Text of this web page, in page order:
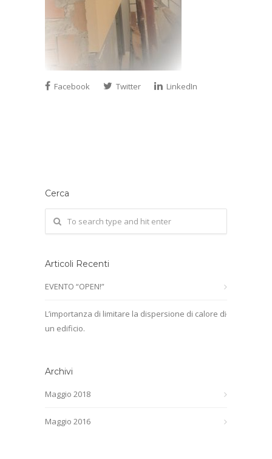
Facebook Twitter LinkedIn
Cerca
Articoli Recenti
EVENTO “OPEN!”
L’importanza di limitare la dispersione di calore di
un edificio.
Archivi
Maggio 2018
Maggio 2016